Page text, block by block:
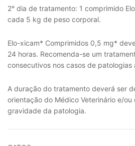
2° dia de tratamento: 1 comprimido
cada 5 kg de peso corporal.
Elo-xicam* Comprimidos 0,5 mg*
24 horas. Recomenda-se um
consecutivos nos casos de patologias
A duração do tratamento deverá ser
orientação do Médico Veterinário e/ou
gravidade da patologia.